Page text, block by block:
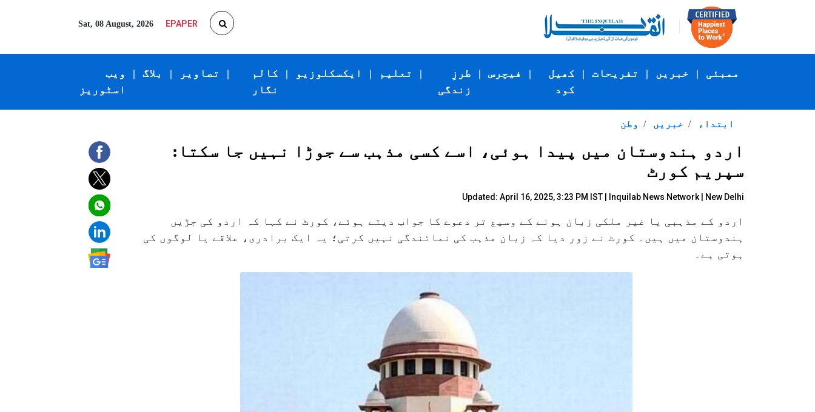
Sat, 08 August, 2026 EPAPER
ویب
اسٹوریز
| بلاگ | تصاویر |
کالم
نگار
| ایکسکلوزیو | تعلیم |
طرزِ
زندگی
| فیچرس |
کھیل
کود
| تفریحات | خبریں | ممبئی
وطن خبریں ابتداء
اردو ہندوستان میں پیدا ہوئی، اسے کسی مذہب سے جوڑا نہیں جا سکتا:
سپریم کورٹ
Updated: April 16, 2025, 3:23 PM IST | Inquilab News Network | New Delhi
اردو کے مذہبی یا غیر ملکی زبان ہونے کے وسیع تر دعوے کا جواب دیتے ہوئے، کورٹ نے کہا کہ اردو کی جڑیں
ہندوستان میں ہیں۔ کورٹ نے زور دیا کہ زبان مذہب کی نمائندگی نہیں کرتی؛ یہ ایک برادری، علاقے یا لوگوں کی
ہوتی ہے۔